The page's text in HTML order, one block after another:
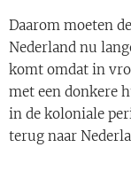
Daarom moeten
Nederland nu
komt omdat in
met een donkere
in de koloniale
terug naar